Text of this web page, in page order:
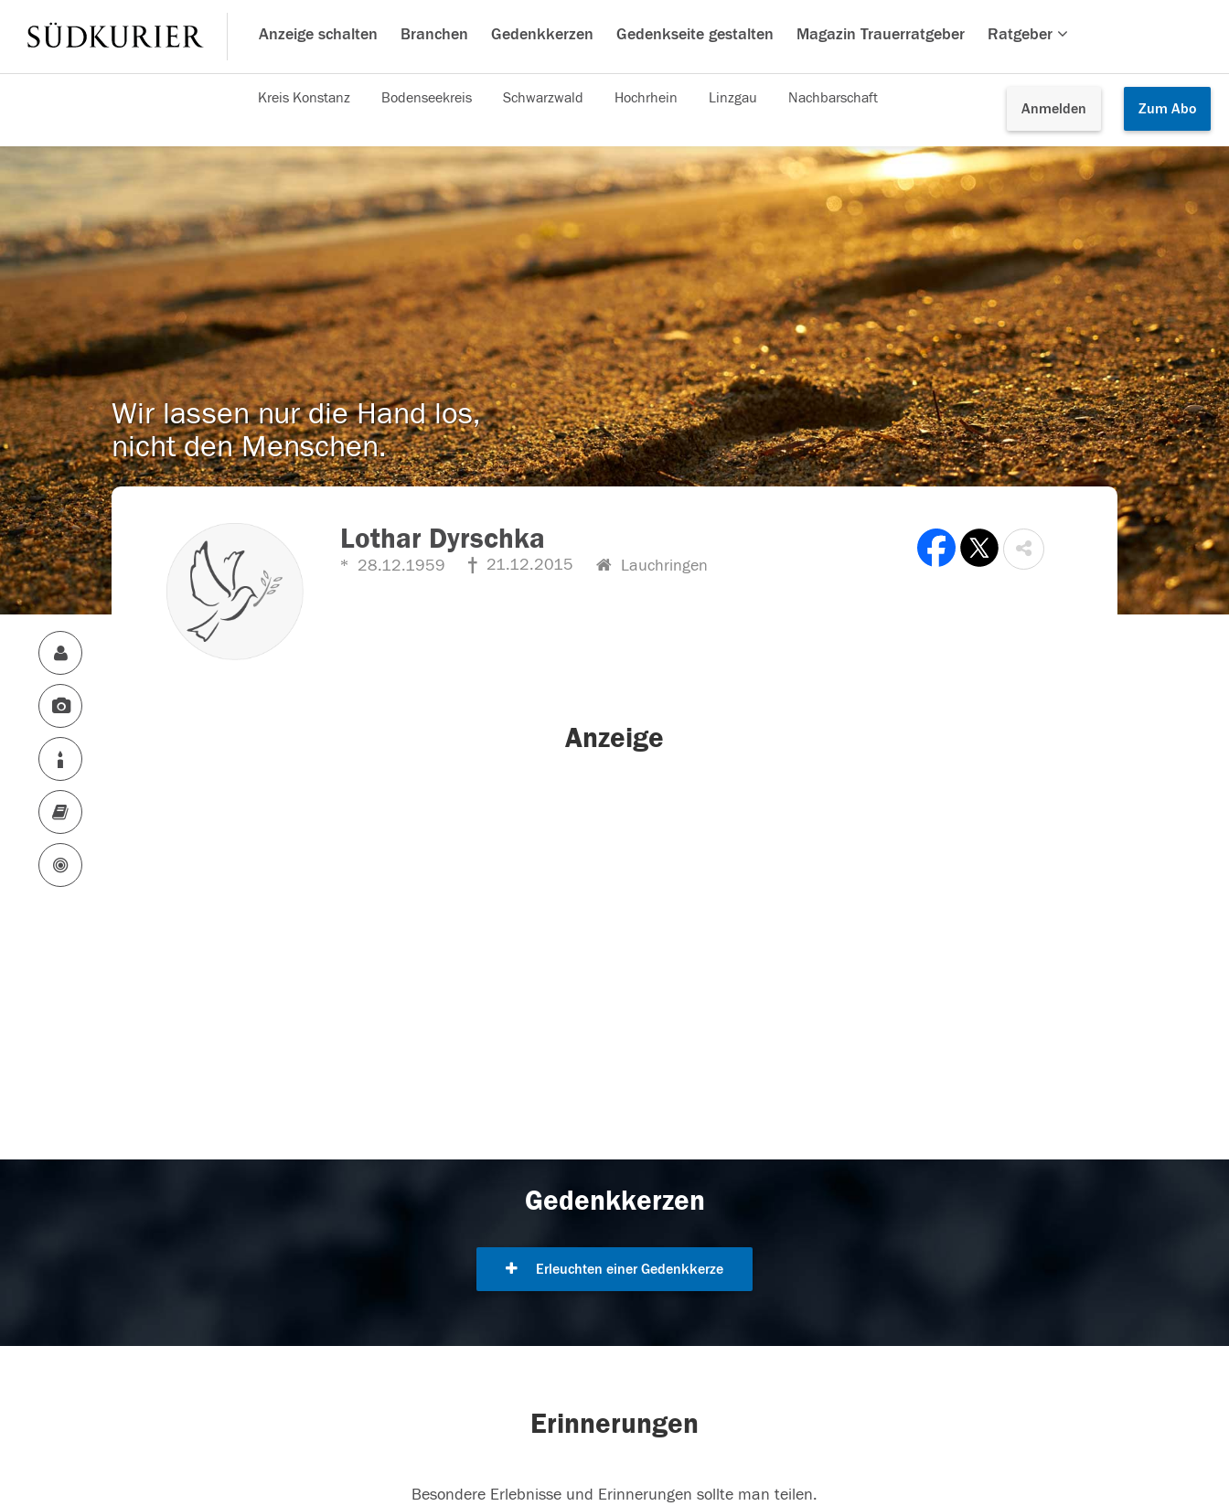
Anzeige schalten Branchen Gedenkkerzen Gedenkseite gestalten Magazin Trauerratgeber Ratgeber
Anmelden Zum Abo
Kreis Konstanz Bodenseekreis Schwarzwald Hochrhein Linzgau Nachbarschaft
Wir lassen nur die Hand los,
nicht den Menschen.
Lothar Dyrschka
28.12.1959 21.12.2015 Lauchringen
Anzeige
Gedenkkerzen
Erleuchten einer Gedenkkerze
Erinnerungen
Besondere Erlebnisse und Erinnerungen sollte man teilen.